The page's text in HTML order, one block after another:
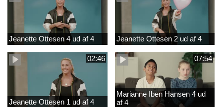
Jeanette Ottesen 4 ud af 4 Jeanette Ottesen 2 ud af 4
02:46
Jeanette Ottesen 1 ud af 4
07:54
Marianne Iben Hansen 4 ud
af 4